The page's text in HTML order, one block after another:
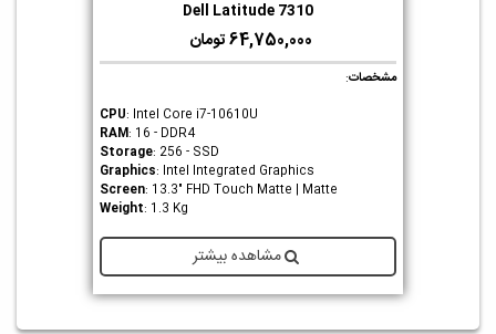
Dell Latitude 7310
64,750,000 تومان
مشخصات:
CPU: Intel Core i7-10610U
RAM: 16 - DDR4
Storage: 256 - SSD
Graphics: Intel Integrated Graphics
Screen: 13.3" FHD Touch Matte | Matte
Weight: 1.3 Kg
مشاهده بیشتر